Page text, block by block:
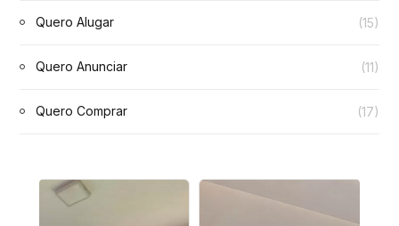
Quero Alugar (15)
Quero Anunciar (11)
Quero Comprar (17)